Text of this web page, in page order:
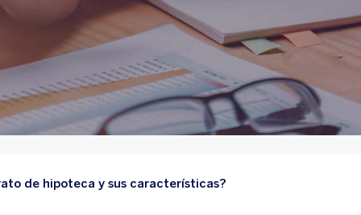
de hipoteca y sus características?